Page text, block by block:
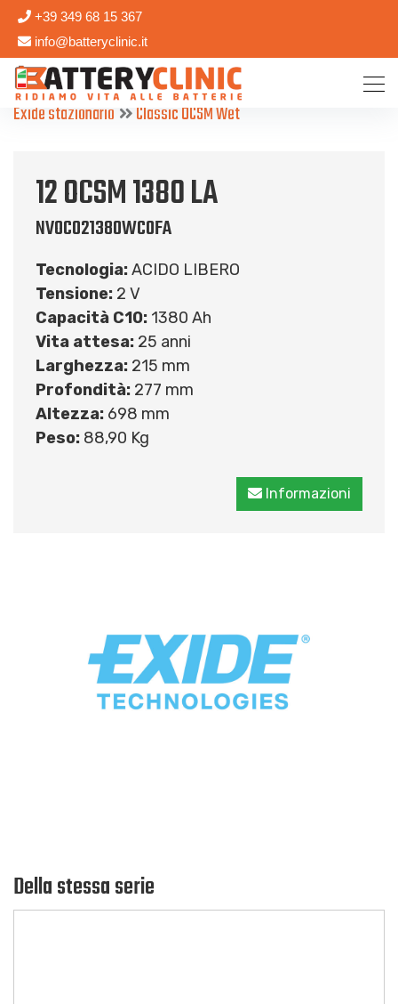
+39 349 68 15 367
info@batteryclinic.it
Exide stazionario Classic OCSM Wet
12 OCSM 1380 LA
NVOC021380WC0FA
Tecnologia:ACIDO LIBERO
Tensione: 2 V
Capacità C10: 1380 Ah
Vita attesa: 25 anni
Larghezza: 215 mm
Profondità: 277 mm
Altezza: 698 mm
Peso: 88,90 Kg
Informazioni
Della stessa serie